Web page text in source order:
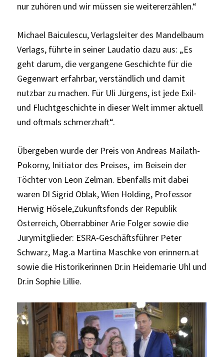
nur zuhören und wir müssen sie weitererzählen.“
Michael Baiculescu, Verlagsleiter des Mandelbaum
Verlags, führte in seiner Laudatio dazu aus: „Es
geht darum, die vergangene Geschichte für die
Gegenwart erfahrbar, verständlich und damit
nutzbar zu machen. Für Uli Jürgens, ist jede Exil-
und Fluchtgeschichte in dieser Welt immer aktuell
und oftmals schmerzhaft“.
Übergeben wurde der Preis von Andreas Mailath-
Pokorny, Initiator des Preises, im Beisein der
Töchter von Leon Zelman. Ebenfalls mit dabei
waren DI Sigrid Oblak, Wien Holding, Professor
Herwig Hösele,Zukunftsfonds der Republik
Österreich, Oberrabbiner Arie Folger sowie die
Jurymitglieder: ESRA-Geschäftsführer Peter
Schwarz, Mag.a Martina Maschke von erinnern.at
sowie die Historikerinnen Dr.in Heidemarie Uhl und
Dr.in Sophie Lillie.